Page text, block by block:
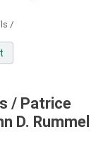
/
/ Patrice
D. Rummel